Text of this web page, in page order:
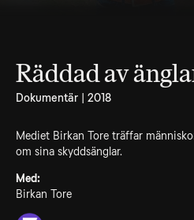
Räddad av
Dokumentär | 2018
Mediet Birkan Tore träffar
om sina skyddsänglar.
Med:
Birkan Tore